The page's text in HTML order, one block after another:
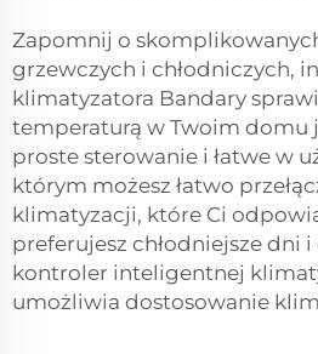
Zapomnij o
grzewczych i chłodniczych,
klimatyzatora Bandary
temperaturą w Twoim domu
proste sterowanie i łatwe w
którym możesz łatwo
klimatyzacji, które Ci
preferujesz chłodniejsze dni
kontroler inteligentnej
umożliwia dostosowanie